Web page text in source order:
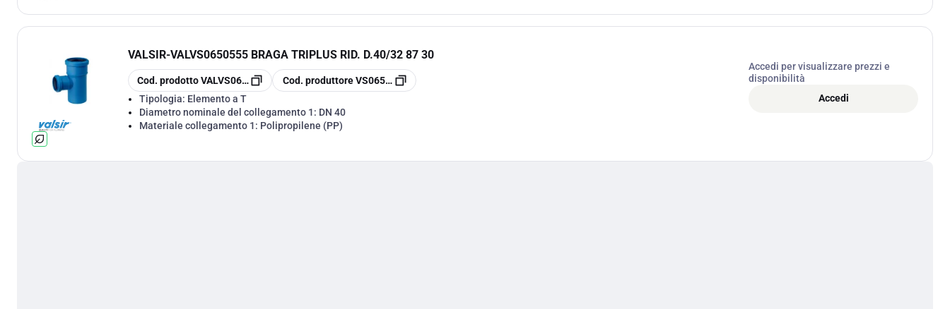
VALSIR-VALVS0650555 BRAGA TRIPLUS RID. D.40/32 87 30
copia
Cod. prodottoVALVS0650555 copia
Cod. produttore VS0650555
Tipologia: Elemento a T
Diametro nominale del collegamento 1: DN 40
Materiale collegamento 1: Polipropilene (PP)
Accedi per visualizzare prezzi e
disponibilità
Accedi